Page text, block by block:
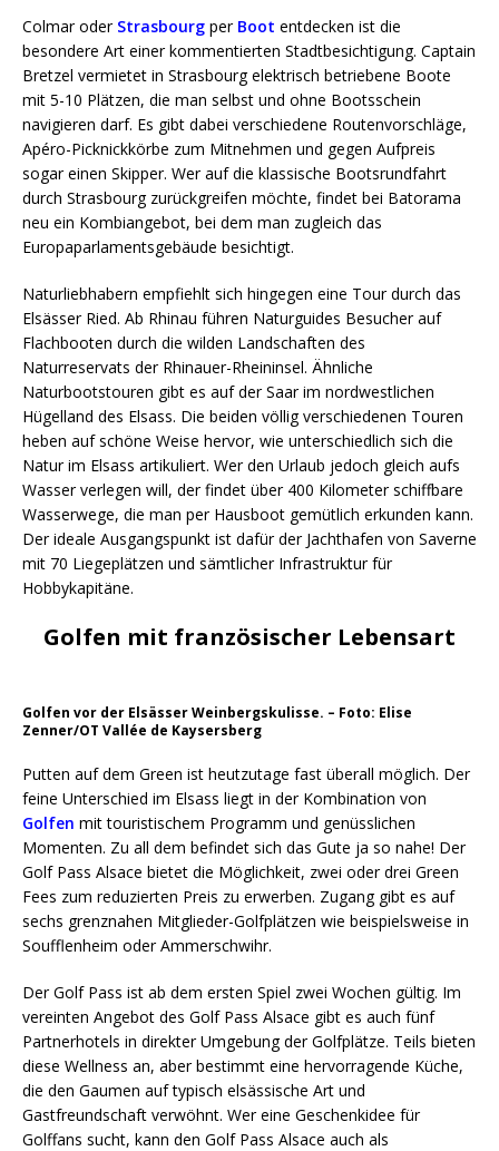
Colmar oder Strasbourg per Boot entdecken ist die
besondere Art einer kommentierten Stadtbesichtigung. Captain
Bretzel vermietet in Strasbourg elektrisch betriebene Boote
mit 5-10 Plätzen, die man selbst und ohne Bootsschein
navigieren darf. Es gibt dabei verschiedene Routenvorschläge,
Apéro-Picknickkörbe zum Mitnehmen und gegen Aufpreis
sogar einen Skipper. Wer auf die klassische Bootsrundfahrt
durch Strasbourg zurückgreifen möchte, findet bei Batorama
neu ein Kombiangebot, bei dem man zugleich das
Europaparlamentsgebäude besichtigt.
Naturliebhabern empfiehlt sich hingegen eine Tour durch das
Elsässer Ried. Ab Rhinau führen Naturguides Besucher auf
Flachbooten durch die wilden Landschaften des
Naturreservats der Rhinauer-Rheininsel. Ähnliche
Naturbootstouren gibt es auf der Saar im nordwestlichen
Hügelland des Elsass. Die beiden völlig verschiedenen Touren
heben auf schöne Weise hervor, wie unterschiedlich sich die
Natur im Elsass artikuliert. Wer den Urlaub jedoch gleich aufs
Wasser verlegen will, der findet über 400 Kilometer schiffbare
Wasserwege, die man per Hausboot gemütlich erkunden kann.
Der ideale Ausgangspunkt ist dafür der Jachthafen von Saverne
mit 70 Liegeplätzen und sämtlicher Infrastruktur für
Hobbykapitäne.
Golfen mit französischer Lebensart
Golfen vor der Elsässer Weinbergskulisse. – Foto: Elise
Zenner/OT Vallée de Kaysersberg
Putten auf dem Green ist heutzutage fast überall möglich. Der
feine Unterschied im Elsass liegt in der Kombination von
Golfen mit touristischem Programm und genüsslichen
Momenten. Zu all dem befindet sich das Gute ja so nahe! Der
Golf Pass Alsace bietet die Möglichkeit, zwei oder drei Green
Fees zum reduzierten Preis zu erwerben. Zugang gibt es auf
sechs grenznahen Mitglieder-Golfplätzen wie beispielsweise in
Soufflenheim oder Ammerschwihr.
Der Golf Pass ist ab dem ersten Spiel zwei Wochen gültig. Im
vereinten Angebot des Golf Pass Alsace gibt es auch fünf
Partnerhotels in direkter Umgebung der Golfplätze. Teils bieten
diese Wellness an, aber bestimmt eine hervorragende Küche,
die den Gaumen auf typisch elsässische Art und
Gastfreundschaft verwöhnt. Wer eine Geschenkidee für
Golffans sucht, kann den Golf Pass Alsace auch als